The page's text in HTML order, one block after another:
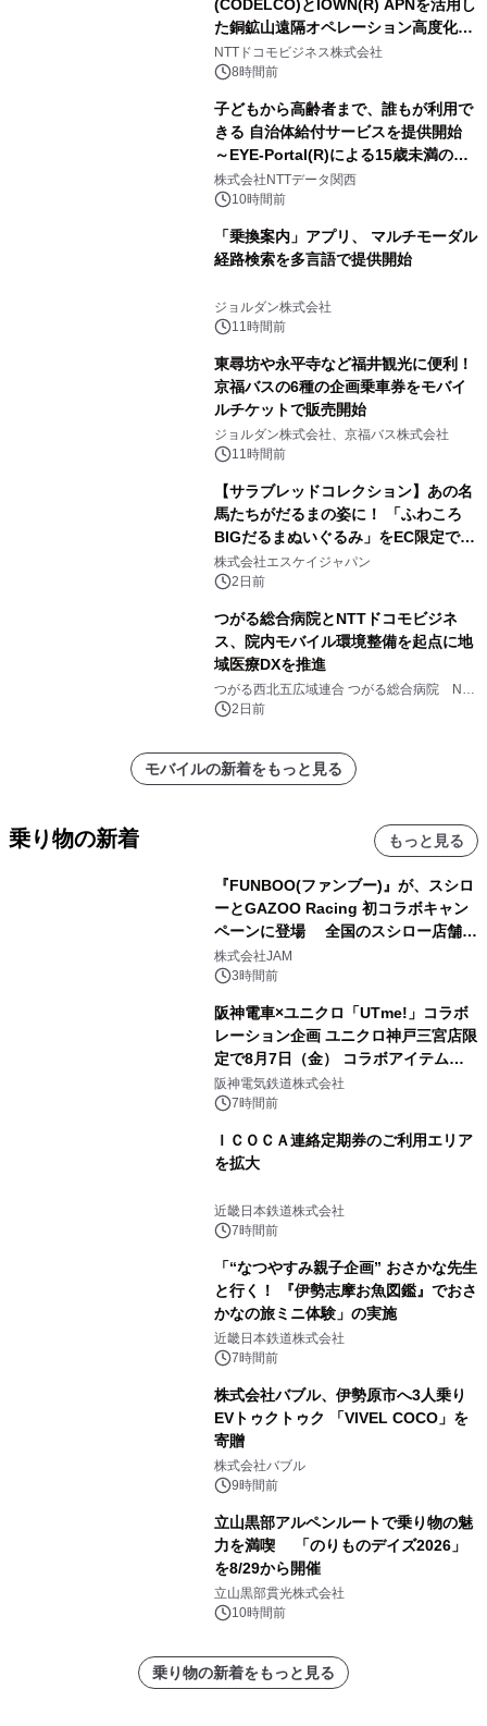
(CODELCO)とIOWN(R) APNを活用し
た銅鉱山遠隔オペレーション高度化に
向けた調査・実証を開始
NTTドコモビジネス株式会社
8時間前
子どもから高齢者まで、誰もが利用で
きる 自治体給付サービスを提供開始
～EYE-Portal(R)による15歳未満の本
人認証と デジタルデバイド対策で実現
～
株式会社NTTデータ関西
10時間前
「乗換案内」アプリ、 マルチモーダル
経路検索を多言語で提供開始
ジョルダン株式会社
11時間前
東尋坊や永平寺など福井観光に便利！
京福バスの6種の企画乗車券をモバイ
ルチケットで販売開始
ジョルダン株式会社、京福バス株式会社
11時間前
【サラブレッドコレクション】あの名
馬たちがだるまの姿に！ 「ふわころ
BIGだるまぬいぐるみ」をEC限定で受
注販売開始
株式会社エスケイジャパン
2日前
つがる総合病院とNTTドコモビジネ
ス、院内モバイル環境整備を起点に地
域医療DXを推進
つがる西北五広域連合 つがる総合病院 NTT
ドコモビジネス株式会社
2日前
モバイルの新着をもっと見る
乗り物の新着 もっと見る
『FUNBOO(ファンブー)』が、スシロ
ーとGAZOO Racing 初コラボキャン
ペーンに登場 全国のスシロー店舗で
GR 4車種の FUNBOO(ミニカー)付き
メニューが展開されます
株式会社JAM
3時間前
阪神電車×ユニクロ「UTme!」コラボ
レーション企画 ユニクロ神戸三宮店限
定で8月7日（金） コラボアイテムが
発売決定！
阪神電気鉄道株式会社
7時間前
ＩＣＯＣＡ連絡定期券のご利用エリア
を拡大
近畿日本鉄道株式会社
7時間前
「“なつやすみ親子企画” おさかな先生
と行く！ 『伊勢志摩お魚図鑑』でおさ
かなの旅ミニ体験」の実施
近畿日本鉄道株式会社
7時間前
株式会社バブル、伊勢原市へ3人乗り
EVトゥクトゥク 「VIVEL COCO」を
寄贈
株式会社バブル
9時間前
立山黒部アルペンルートで乗り物の魅
力を満喫 「のりものデイズ2026」
を8/29から開催
立山黒部貫光株式会社
10時間前
乗り物の新着をもっと見る